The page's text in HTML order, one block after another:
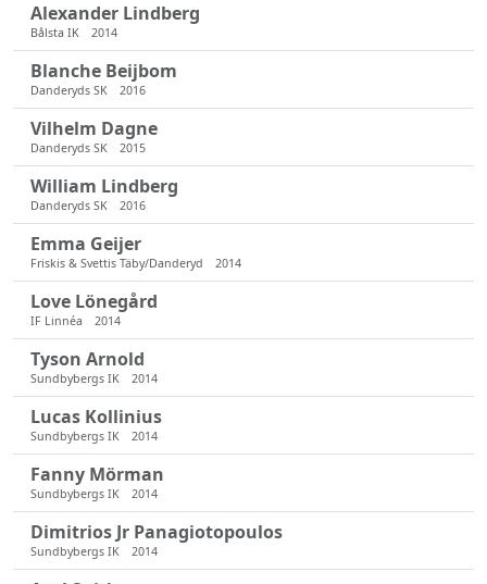
Alexander Lindberg
Bålsta IK 2014
Blanche Beijbom
Danderyds SK 2016
Vilhelm Dagne
Danderyds SK 2015
William Lindberg
Danderyds SK 2016
Emma Geijer
Friskis & Svettis Täby/Danderyd 2014
Love Lönegård
IF Linnéa 2014
Tyson Arnold
Sundbybergs IK 2014
Lucas Kollinius
Sundbybergs IK 2014
Fanny Mörman
Sundbybergs IK 2014
Dimitrios Jr Panagiotopoulos
Sundbybergs IK 2014